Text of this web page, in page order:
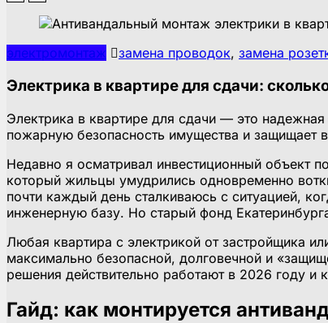
электромонтаж замена проводок, замена
Электрика в квартире для сдачи:
Электрика в квартире для сдачи — это
пожарную безопасность имущества и защищает
Недавно я осматривал инвестиционный объект
который жильцы умудрились одновременно
почти каждый день сталкиваюсь с ситуацией,
инженерную базу. Но старый фонд
Любая квартира с электрикой от застройщика
максимально безопасной, долговечной и
решения действительно работают в 2026 году и
Гайд: как монтируется